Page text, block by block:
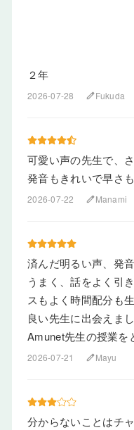
２年
2026-07-28 editFukuda
可愛い声の先生で、
発音もきれいで早さ
2026-07-22 editManami
済んだ明るい声、発
うまく、話をよく引
スもよく時間配分も
良い先生に出会えま
Amunet先生の授業を
2026-07-21 editMayu
分からないことはチ